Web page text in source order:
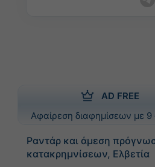
AD FREE
Αφαίρεση διαφημίσεων με 9
Ραντάρ και άμεση
κατακρημνίσεων, Ελβετία